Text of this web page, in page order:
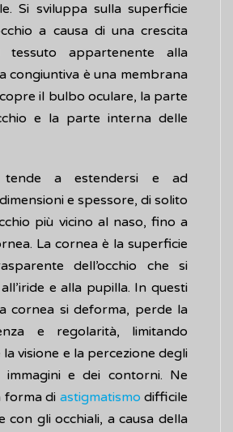
Si sviluppa sulla superficie
a causa di una crescita
tessuto appartenente alla
congiuntiva è una membrana
il bulbo oculare, la parte
e la parte interna delle
a estendersi e ad
e spessore, di solito
più vicino al naso, fino a
La cornea è la superficie
dell’occhio che si
e alla pupilla. In questi
cornea si deforma, perde la
e regolarità, limitando
visione e la percezione degli
immagini e dei contorni. Ne
forma di astigmatismodifficile
con gli occhiali, a causa della